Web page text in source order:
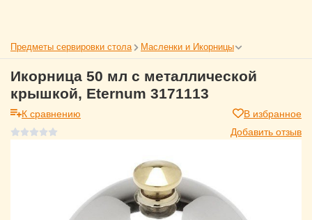
Предметы сервировки стола Масленки и Икорницы
Икорница 50 мл с металлической
крышкой, Eternum 3171113
К сравнению
В избранное
Добавить отзыв